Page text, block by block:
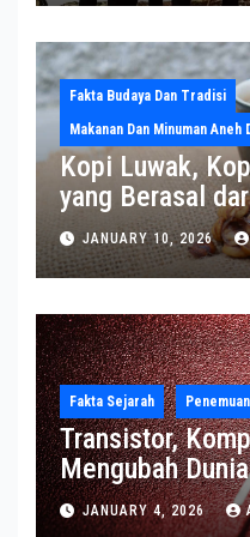
Fakta Budaya Dan Tradisi
Makanan Dan Minuman Aneh
Kopi Luwak,
yang Berasal
JANUARY 10, 2026
Fakta Sejarah
Transistor,
Mengubah
Modern
JANUARY 4, 2026